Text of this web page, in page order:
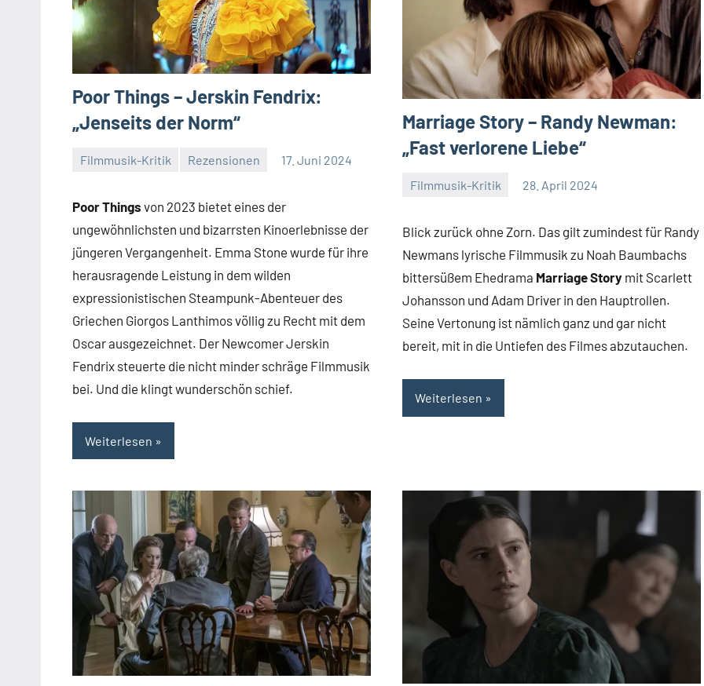
Poor Things – Jerskin Fendrix:
„Jenseits der Norm“
Filmmusik-Kritik Rezensionen 17. Juni 2024
Poor Things von 2023 bietet eines der
ungewöhnlichsten und bizarrsten Kinoerlebnisse der
jüngeren Vergangenheit. Emma Stone wurde für ihre
herausragende Leistung in dem wilden
expressionistischen Steampunk-Abenteuer des
Griechen Giorgos Lanthimos völlig zu Recht mit dem
Oscar ausgezeichnet. Der Newcomer Jerskin
Fendrix steuerte die nicht minder schräge Filmmusik
bei. Und die klingt wunderschön schief.
Weiterlesen
Marriage Story – Randy Newman:
„Fast verlorene Liebe“
Filmmusik-Kritik 28. April 2024
Blick zurück ohne Zorn. Das gilt zumindest für Randy
Newmans lyrische Filmmusik zu Noah Baumbachs
bittersüßem Ehedrama Marriage Story mit Scarlett
Johansson und Adam Driver in den Hauptrollen.
Seine Vertonung ist nämlich ganz und gar nicht
bereit, mit in die Untiefen des Filmes abzutauchen.
Weiterlesen